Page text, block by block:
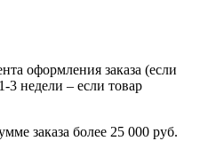
оформления заказа (если
3 недели – если товар
заказа более 25 000 руб.